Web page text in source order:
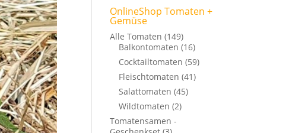
OnlineShop Tomaten +
Gemüse
Alle Tomaten (149)
Balkontomaten (16)
Cocktailtomaten (59)
Fleischtomaten (41)
Salattomaten (45)
Wildtomaten (2)
Tomatensamen -